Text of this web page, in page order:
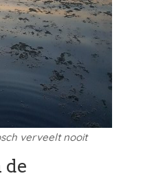
verveelt nooit
de